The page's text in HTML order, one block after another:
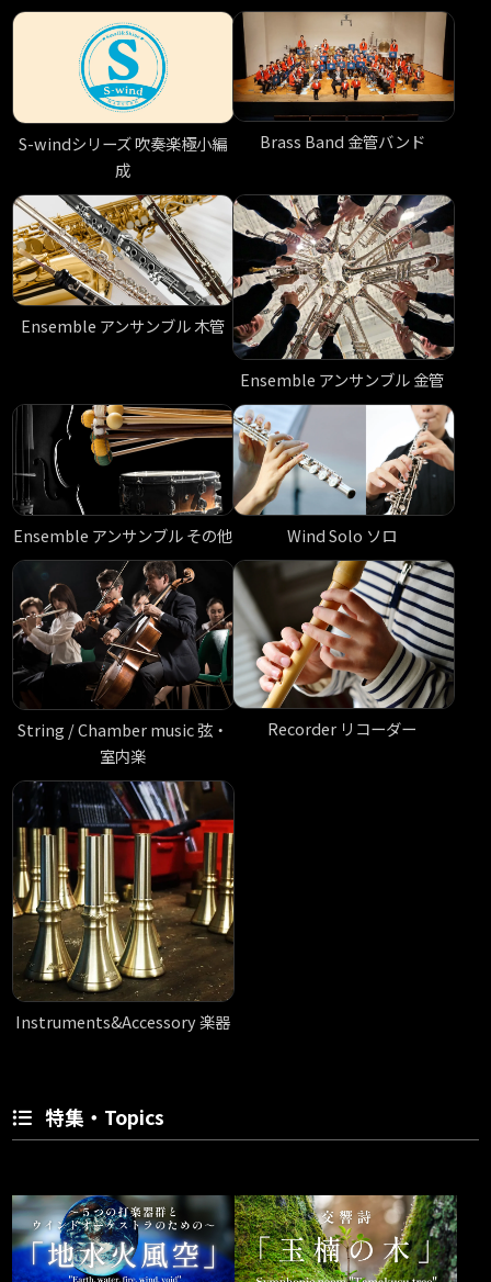
S-windシリーズ 吹奏楽極小編
成
Brass Band 金管バンド
Ensemble アンサンブル 木管
Ensemble アンサンブル 金管
Ensemble アンサンブル その他 Wind Solo ソロ
String / Chamber music 弦・
室内楽
Recorder リコーダー
Instruments&Accessory 楽器
特集・Topics